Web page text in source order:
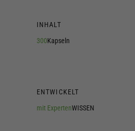
INHALT
300Kapseln
ENTWICKELT
mit ExpertenWISSEN